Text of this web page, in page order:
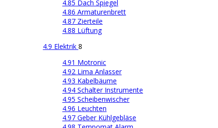
4.85 Dach Spiegel
4.86 Armaturenbrett
4.87 Zierteile
4.88 Lüftung
4.9 Elektrik 8
4.91 Motronic
4.92 Lima Anlasser
4.93 Kabelbäume
4.94 Schalter Instrumente
4.95 Scheibenwischer
4.96 Leuchten
4.97 Geber Kühlgebläse